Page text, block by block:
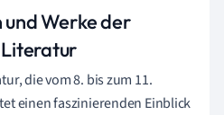
Werke der
die vom 8. bis zum 11.
einen faszinierenden Einblick